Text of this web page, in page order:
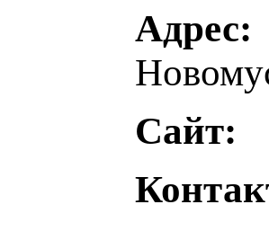
Адрес:
Сайт: